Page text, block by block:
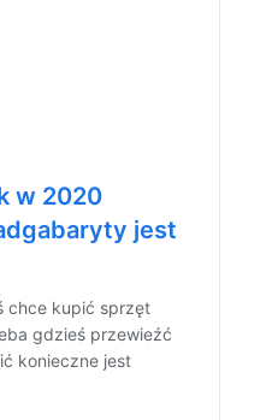
w 2020
jest
chce kupić sprzęt
gdzieś przewieźć
konieczne jest